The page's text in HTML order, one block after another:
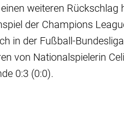
weiteren
der Champions
in der Fußball-
von Nationalspielerin
0:3 (0:0).